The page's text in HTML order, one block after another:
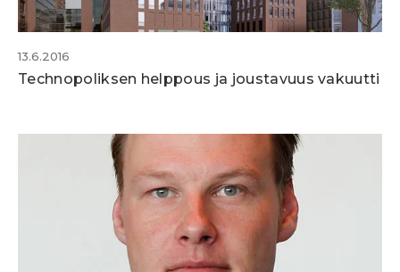
13.6.2016
Technopoliksen helppous ja joustavuus vakuutti